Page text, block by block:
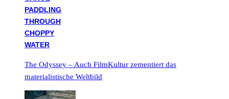
The Odyssey – Auch FilmKultur zementiert das
materialistische Weltbild